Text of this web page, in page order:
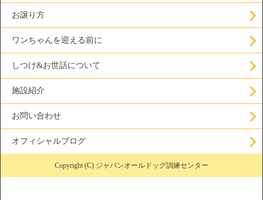
お譲り方
ワンちゃんを迎える前に
しつけ&お世話について
施設紹介
お問い合わせ
オフィシャルブログ
Copyright (C) ジャパンオールドッグ訓練センター